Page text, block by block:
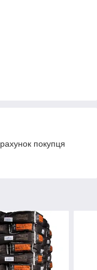
покупця